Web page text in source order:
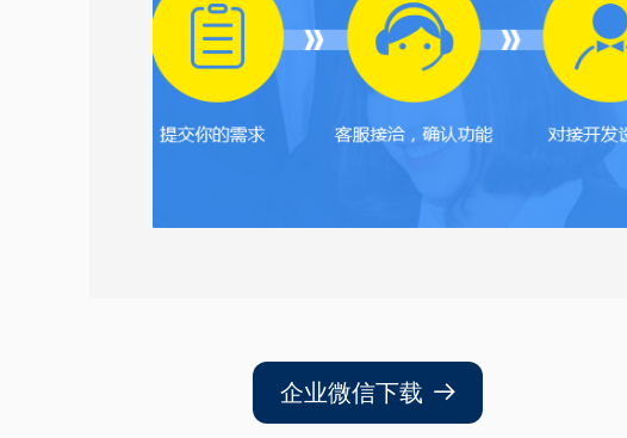
企业微信下载 뀠